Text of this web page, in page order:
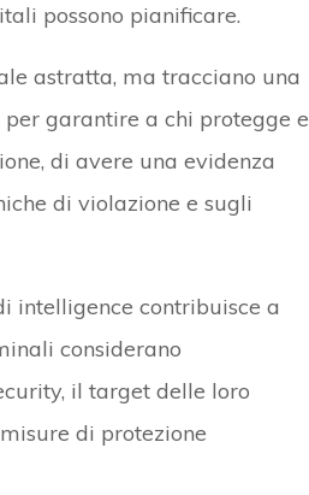
possono pianificare.
astratta, ma tracciano una
garantire a chi protegge e
di avere una evidenza
di violazione e sugli
intelligence contribuisce a
considerano
il target delle loro
di protezione